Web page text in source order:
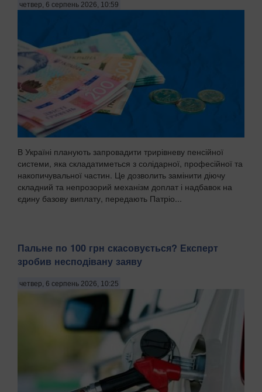
четвер, 6 серпень 2026, 10:59
В Україні планують запровадити трирівневу пенсійної
системи, яка складатиметься з солідарної, професійної та
накопичувальної частин. Це дозволить замінити діючу
складний та непрозорий механізм доплат і надбавок на
єдину базову виплату, передають Патріо...
Пальне по 100 грн скасовується? Експерт
зробив несподівану заяву
четвер, 6 серпень 2026, 10:25